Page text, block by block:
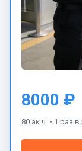
8000 ₽
80 ак.ч. • 1 раз в